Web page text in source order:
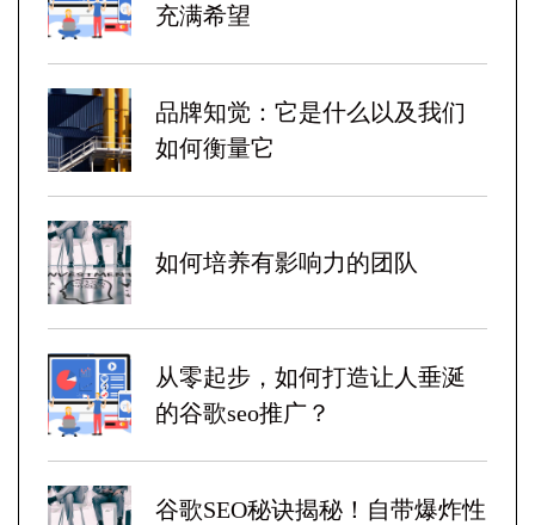
充满希望
品牌知觉：它是什么以及我们
如何衡量它
如何培养有影响力的团队
从零起步，如何打造让人垂涎
的谷歌seo推广？
谷歌SEO秘诀揭秘！自带爆炸性